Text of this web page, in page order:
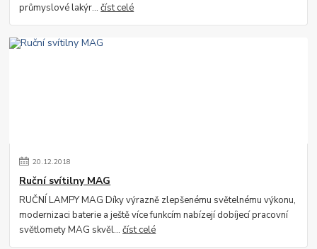
průmyslové lakýr...číst celé
20.12.2018
Ruční svítilny MAG
RUČNÍ LAMPY MAG Díky výrazně zlepšenému světelnému výkonu,
modernizaci baterie a ještě více funkcím nabízejí dobíjecí pracovní
světlomety MAG skvěl...číst celé